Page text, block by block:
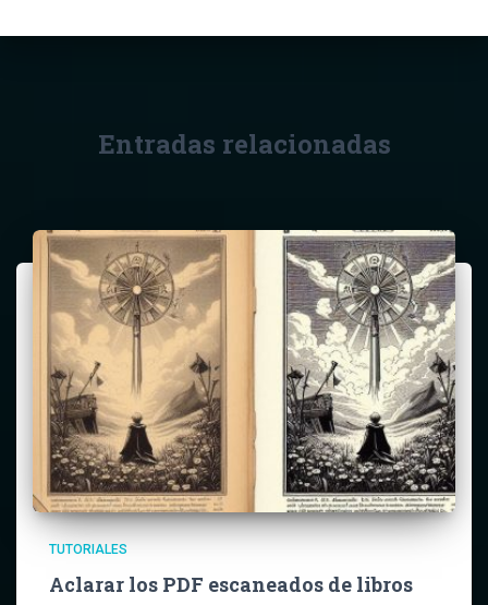
Entradas relacionadas
TUTORIALES
Aclarar los PDF escaneados de libros